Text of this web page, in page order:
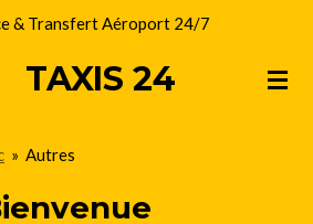
TAXIS 24
& Transfert Aéroport 24/7
» Autres